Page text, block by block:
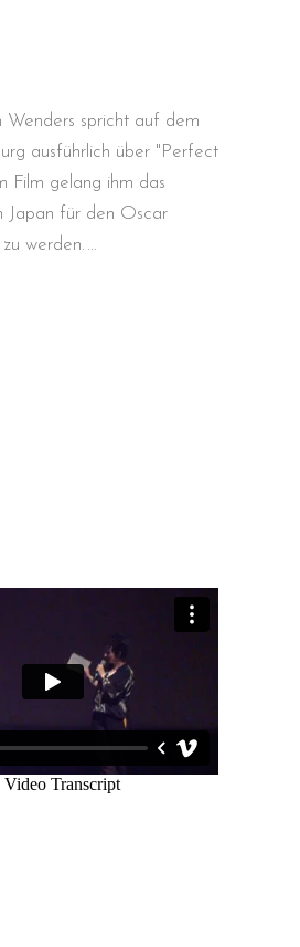
Wenders spricht auf dem
ausführlich über "Perfect
Film gelang ihm das
Japan für den Oscar
werden.